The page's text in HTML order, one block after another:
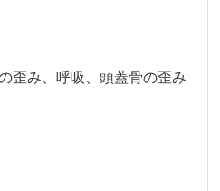
歪み、呼吸、頭蓋骨の歪み